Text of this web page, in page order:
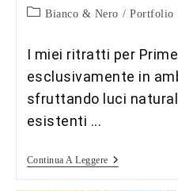
Categoria
Bianco & Nero / Portfolio
I miei ritratti per
esclusivamente in
sfruttando luci
esistenti ...
Continua A LeggerePrime